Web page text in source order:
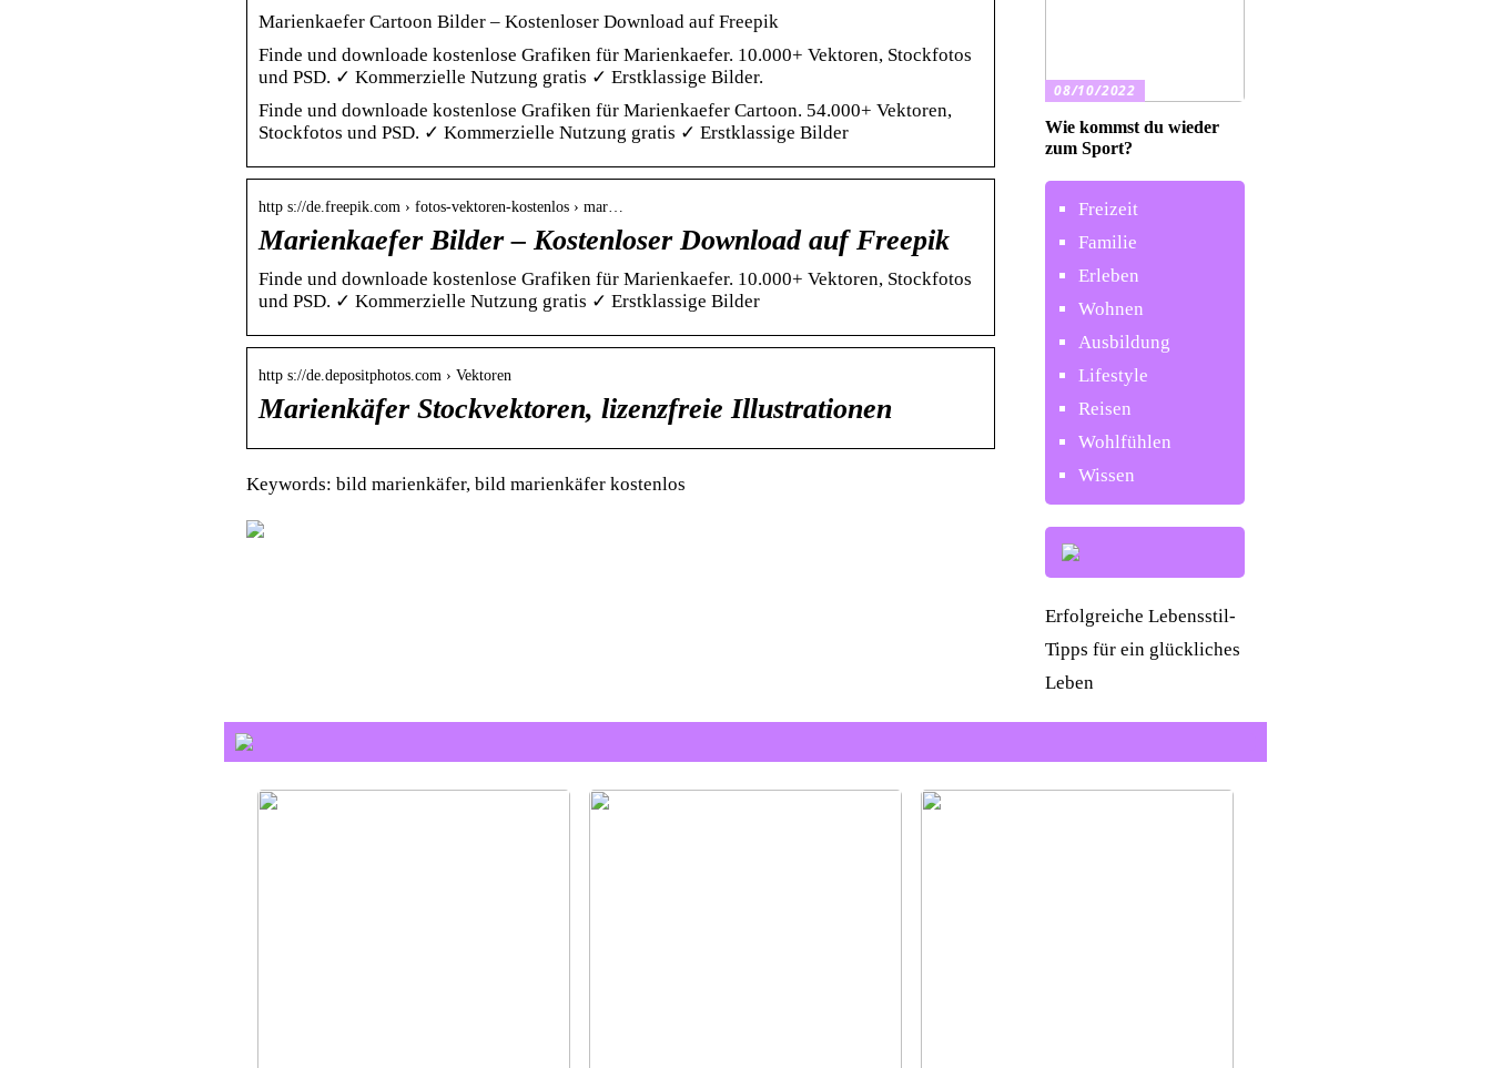
Marienkaefer Cartoon Bilder – Kostenloser Download auf Freepik
Finde und downloade kostenlose Grafiken für Marienkaefer. 10.000+ Vektoren, Stockfotos
und PSD. ✓ Kommerzielle Nutzung gratis ✓ Erstklassige Bilder.
Finde und downloade kostenlose Grafiken für Marienkaefer Cartoon. 54.000+ Vektoren,
Stockfotos und PSD. ✓ Kommerzielle Nutzung gratis ✓ Erstklassige Bilder
http s://de.freepik.com › fotos-vektoren-kostenlos › mar…
Marienkaefer Bilder – Kostenloser Download auf Freepik
Finde und downloade kostenlose Grafiken für Marienkaefer. 10.000+ Vektoren, Stockfotos
und PSD. ✓ Kommerzielle Nutzung gratis ✓ Erstklassige Bilder
http s://de.depositphotos.com › Vektoren
Marienkäfer Stockvektoren, lizenzfreie Illustrationen
Keywords: bild marienkäfer, bild marienkäfer kostenlos
08/10/2022
Wie kommst du wieder
zum Sport?
Freizeit
Familie
Erleben
Wohnen
Ausbildung
Lifestyle
Reisen
Wohlfühlen
Wissen
Erfolgreiche Lebensstil-
Tipps für ein glückliches
Leben